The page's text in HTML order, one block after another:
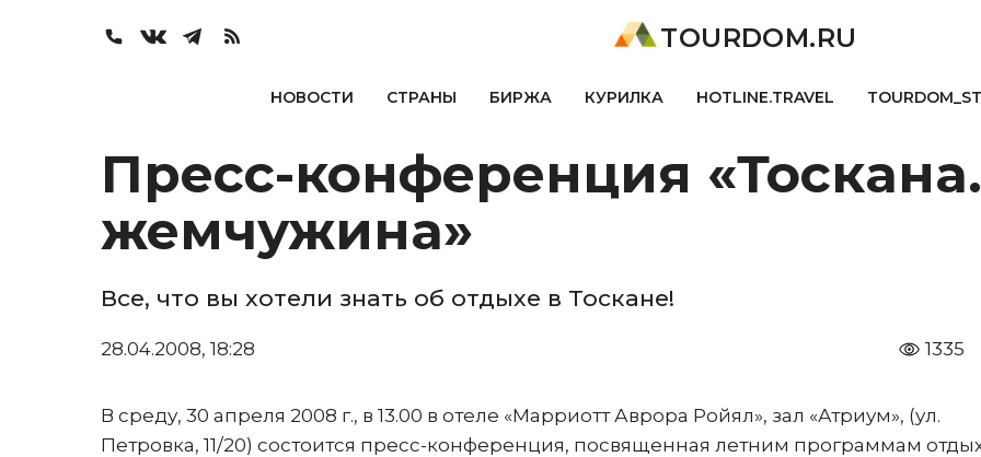
TOURDOM.RU
НОВОСТИ СТРАНЫ БИРЖА КУРИЛКА HOTLINE.TRAVEL
Пресс-конференция
жемчужина»
Все, что вы хотели знать об отдыхе в Тоскане!
28.04.2008, 18:28 1335
В среду, 30 апреля 2008 г., в 13.00 в отеле «Марриотт Аврора Ройял», зал «Атриум», (ул.
Петровка, 11/20) состоится пресс-конференция, посвященная летним программам